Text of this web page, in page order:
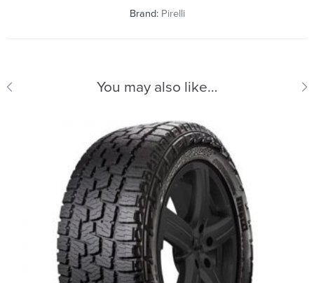
Brand: Pirelli
You may also like…